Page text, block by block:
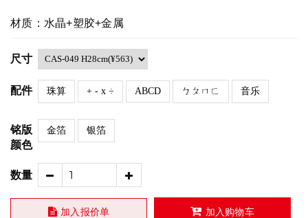
材质：水晶+塑胶+金属
尺寸
配件 珠算 + - x ÷ ABCD ㄅㄆㄇㄈ 音乐
铭版
颜色
金箔 银箔
数量
加入报价单 加入购物车